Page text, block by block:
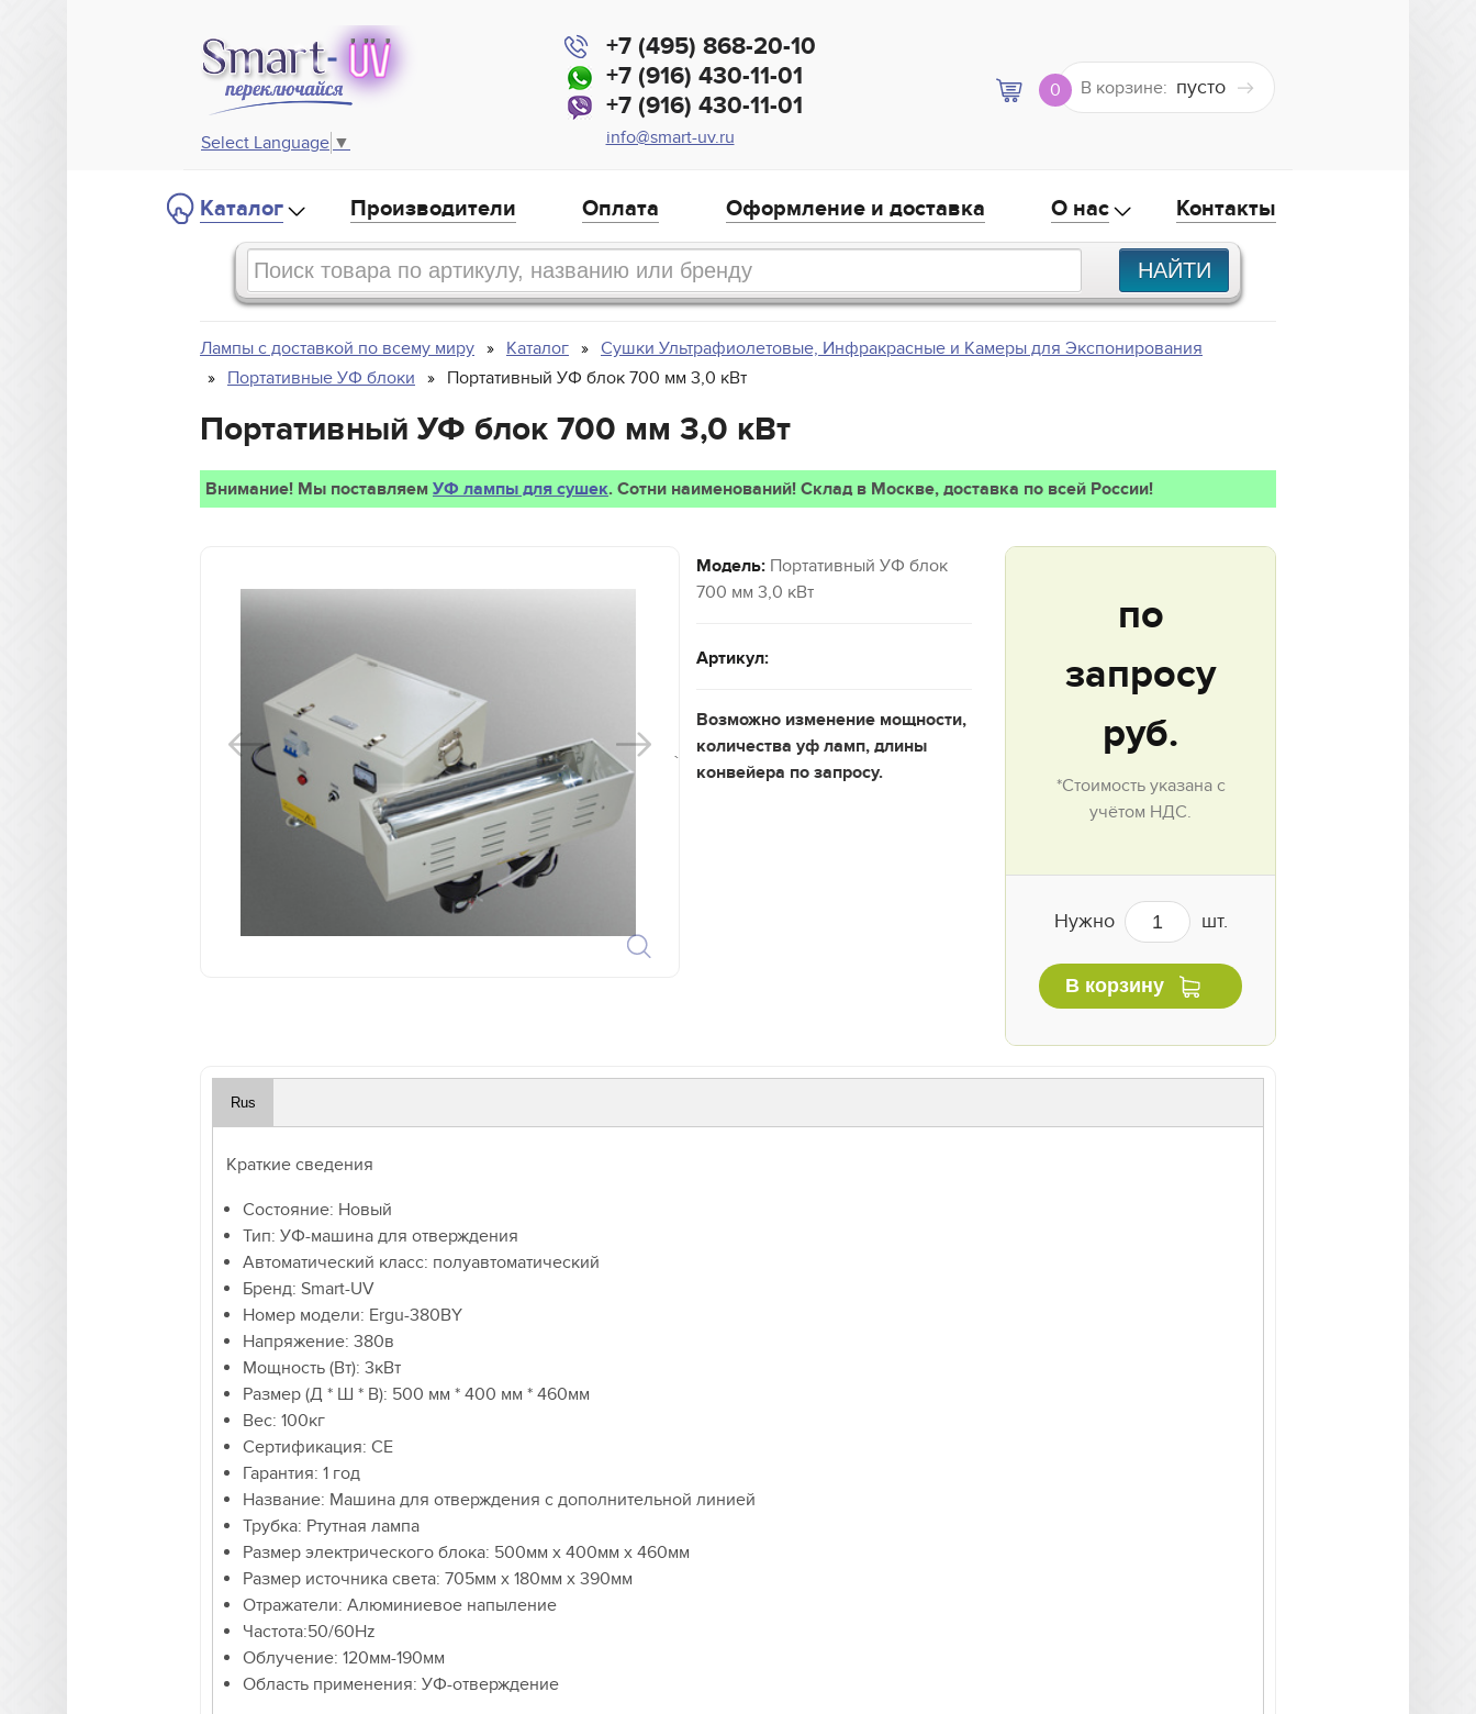
Select Language ▼
+7 (495) 868-20-10
+7 (916) 430-11-01
+7 (916) 430-11-01
info@smart-uv.ru
0 В корзине: пусто
Каталог Производители Оплата Оформление и доставка О нас Контакты
Лампы с доставкой по всему миру Каталог
Сушки Ультрафиолетовые, Инфракрасные и Камеры для Экспонирования
Портативные УФ блоки
Портативный УФ блок 700 мм 3,0 кВт
Портативный УФ блок 700 мм 3,0 кВт
Внимание! Мы поставляем УФ лампы для сушек. Сотни наименований! Склад в Москве, доставка по всей России!
`
Модель: Портативный УФ блок
700 мм 3,0 кВт
Артикул:
Возможно изменение мощности,
количества уф ламп, длины
конвейера по запросу.
по
запросу
руб.
*Стоимость указана с
учётом НДС.
Нужно шт.
В корзину
Rus
Краткие сведения
Состояние: Новый
Тип: УФ-машина для отверждения
Автоматический класс: полуавтоматический
Бренд: Smart-UV
Номер модели: Ergu-380BY
Напряжение: 380в
Мощность (Вт): 3кВт
Размер (Д * Ш * В): 500 мм * 400 мм * 460мм
Вес: 100кг
Сертификация: CE
Гарантия: 1 год
Название: Машина для отверждения с дополнительной линией
Трубка: Ртутная лампа
Размер электрического блока: 500мм х 400мм х 460мм
Размер источника света: 705мм х 180мм х 390мм
Отражатели: Алюминиевое напыление
Частота:50/60Hz
Облучение: 120мм-190мм
Область применения: УФ-отверждение